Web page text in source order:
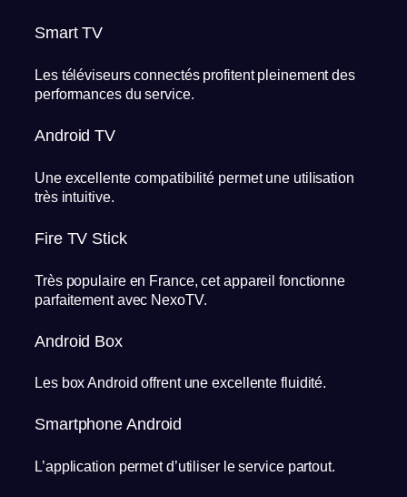
Smart TV
Les téléviseurs connectés profitent pleinement des
performances du service.
Android TV
Une excellente compatibilité permet une utilisation
très intuitive.
Fire TV Stick
Très populaire en France, cet appareil fonctionne
parfaitement avec NexoTV.
Android Box
Les box Android offrent une excellente fluidité.
Smartphone Android
L’application permet d’utiliser le service partout.